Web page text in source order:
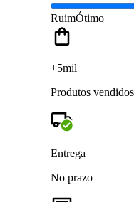
RuimÓtimo
+5mil
Produtos vendidos
Entrega
No prazo